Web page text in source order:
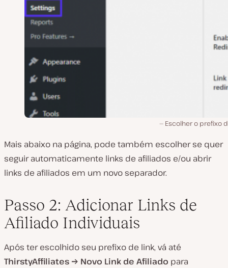
Escolher o prefixo
Mais abaixo na página, pode também escolher se quer
seguir automaticamente links de afiliados e/ou abrir
links de afiliados em um novo separador.
Passo 2: Adicionar Links de
Afiliado Individuais
Após ter escolhido seu prefixo de link, vá até
ThirstyAffiliates → Novo Link de Afiliado para